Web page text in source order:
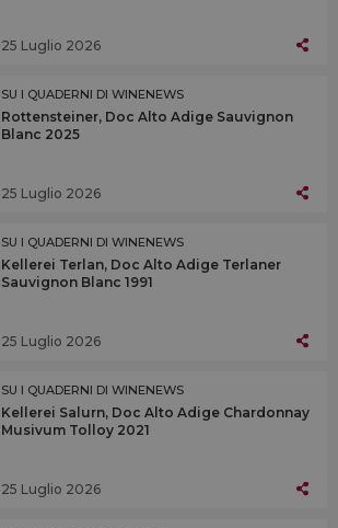
25 Luglio 2026
SU I QUADERNI DI WINENEWS
Rottensteiner, Doc Alto Adige Sauvignon
Blanc 2025
25 Luglio 2026
SU I QUADERNI DI WINENEWS
Kellerei Terlan, Doc Alto Adige Terlaner
Sauvignon Blanc 1991
25 Luglio 2026
SU I QUADERNI DI WINENEWS
Kellerei Salurn, Doc Alto Adige Chardonnay
Musivum Tolloy 2021
25 Luglio 2026